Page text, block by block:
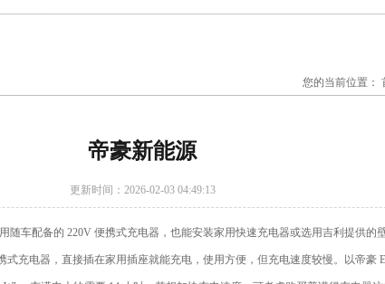
您的当前位置：
帝豪新能源
更新时间：2026-02-03 04:49:13
车配备的 220V 便携式充电器，也能安装家用快速充电器或选用吉利提供的
式充电器，直接插在家用插座就能充电，使用方便，但充电速度较慢。以帝豪